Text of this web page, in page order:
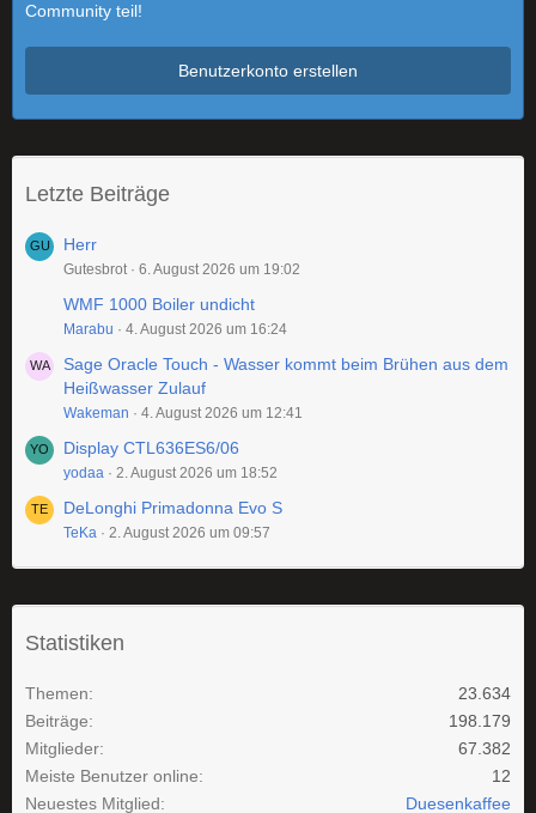
Community teil!
Benutzerkonto erstellen
Letzte Beiträge
Herr
Gutesbrot 6. August 2026 um 19:02
WMF 1000 Boiler undicht
Marabu 4. August 2026 um 16:24
Sage Oracle Touch - Wasser kommt beim Brühen aus dem
Heißwasser Zulauf
Wakeman 4. August 2026 um 12:41
Display CTL636ES6/06
yodaa 2. August 2026 um 18:52
DeLonghi Primadonna Evo S
TeKa 2. August 2026 um 09:57
Statistiken
Themen
23.634
Beiträge
198.179
Mitglieder
67.382
Meiste Benutzer online
12
Neuestes Mitglied
Duesenkaffee